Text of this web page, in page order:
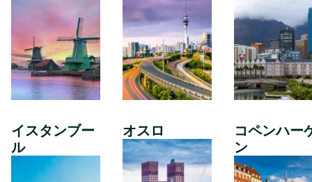
イスタンブー
ル
オスロ
コペンハー
ン